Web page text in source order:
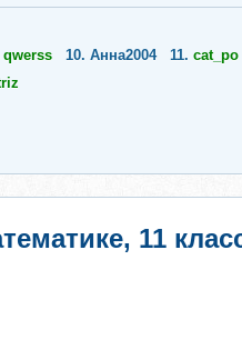
qwerss 10. Анна2004 11. cat_po
11